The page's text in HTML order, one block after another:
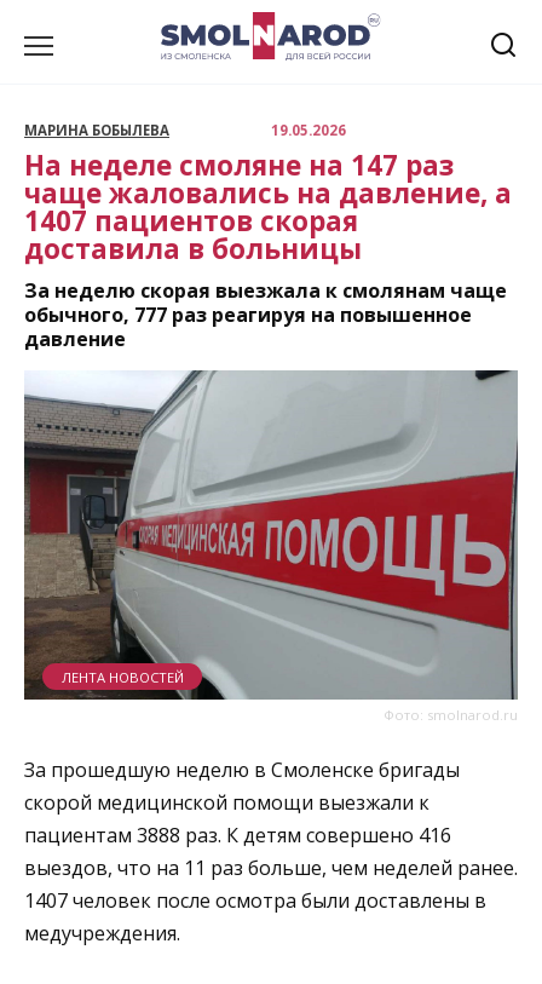
МАРИНА БОБЫЛЕВА 19.05.2026
На неделе смоляне на 147 раз
чаще жаловались на давление, а
1407 пациентов скорая
доставила в больницы
За неделю скорая выезжала к смолянам чаще
обычного, 777 раз реагируя на повышенное
давление
Фото: smolnarod.ru
ЛЕНТА НОВОСТЕЙ
За прошедшую неделю в Смоленске бригады
скорой медицинской помощи выезжали к
пациентам 3888 раз. К детям совершено 416
выездов, что на 11 раз больше, чем неделей ранее.
1407 человек после осмотра были доставлены в
медучреждения.